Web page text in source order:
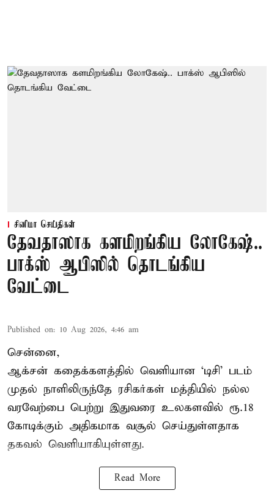
சினிமா செய்திகள்
தேவதாஸாக களமிறங்கிய லோகேஷ்..
பாக்ஸ் ஆபிஸில் தொடங்கிய
வேட்டை
Published on: 10 Aug 2026, 4:46 am
சென்னை,
ஆக்சன் கதைக்களத்தில் வெளியான ‘டிசி’ படம்
முதல் நாளிலிருந்தே ரசிகர்கள் மத்தியில் நல்ல
வரவேற்பை பெற்று இதுவரை உலகளவில் ரூ.18
கோடிக்கும் அதிகமாக வசூல் செய்துள்ளதாக
தகவல் வெளியாகியுள்ளது.
Read More